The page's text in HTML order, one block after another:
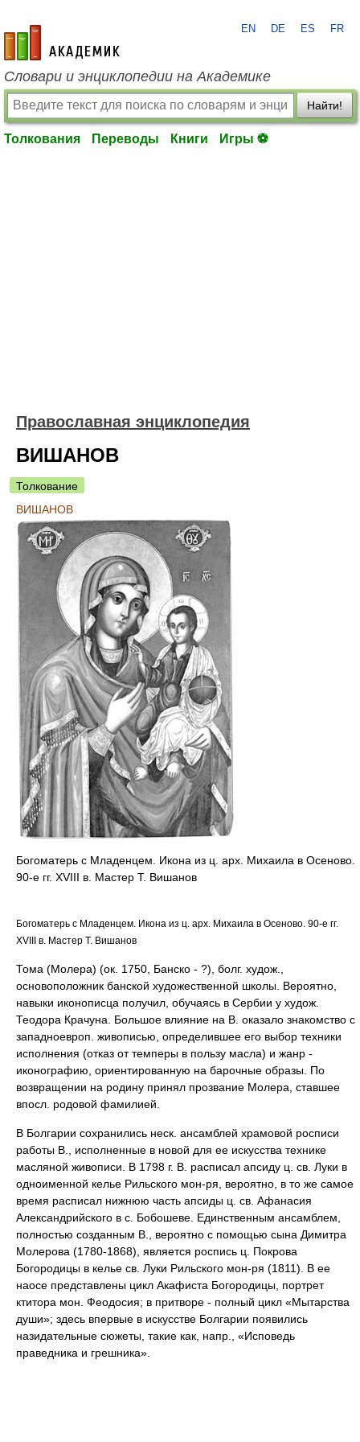
academic.ru
EN DE ES FR
Словари и энциклопедии на Академике
Найти!
Толкования Переводы Книги Игры ⚽
Православная энциклопедия
ВИШАНОВ
Толкование
ВИШАНОВ
Богоматерь с Младенцем. Икона из ц. арх. Михаила в Осеново.
90-е гг. XVIII в. Мастер Т. Вишанов
Богоматерь с Младенцем. Икона из ц. арх. Михаила в Осеново. 90-е гг.
XVIII в. Мастер Т. Вишанов
Тома (Молера) (ок. 1750, Банско - ?), болг. худож.,
основоположник банской художественной школы. Вероятно,
навыки иконописца получил, обучаясь в Сербии у худож.
Теодора Крачуна. Большое влияние на В. оказало знакомство с
западноевроп. живописью, определившее его выбор техники
исполнения (отказ от темперы в пользу масла) и жанр -
иконографию, ориентированную на барочные образы. По
возвращении на родину принял прозвание Молера, ставшее
впосл. родовой фамилией.
В Болгарии сохранились неск. ансамблей храмовой росписи
работы В., исполненные в новой для ее искусства технике
масляной живописи. В 1798 г. В. расписал апсиду ц. св. Луки в
одноименной келье Рильского мон-ря, вероятно, в то же самое
время расписал нижнюю часть апсиды ц. св. Афанасия
Александрийского в с. Бобошеве. Единственным ансамблем,
полностью созданным В., вероятно с помощью сына Димитра
Молерова (1780-1868), является роспись ц. Покрова
Богородицы в келье св. Луки Рильского мон-ря (1811). В ее
наосе представлены цикл Акафиста Богородицы, портрет
ктитора мон. Феодосия; в притворе - полный цикл «Мытарства
души»; здесь впервые в искусстве Болгарии появились
назидательные сюжеты, такие как, напр., «Исповедь
праведника и грешника».